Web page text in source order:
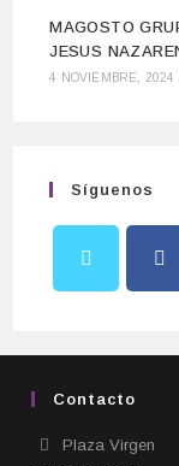
MAGOSTO
JESUS
4 NOVIEMBRE, 2024
Síguenos
Contacto
Plaza Virgen